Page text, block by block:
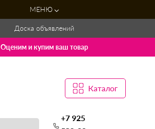
МЕНЮ
Доска объявлений
Оценим и купим ваш товар
Каталог
+7 925